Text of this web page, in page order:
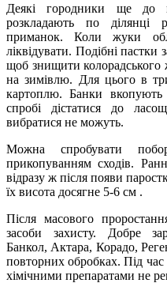
Деякі городники ще до
розкладають по ділянці
приманок. Коли жуки
ліквідувати. Подібні пастки
щоб знищити колорадського
на зимівлю. Для цього в
картоплю. Банки
спробі дістатися до
вибратися не можуть.
Можна спробувати
прикопуванням сходів.
відразу ж після появи
їх висота досягне 5-6 см .
Після масового
засоби захисту. Добре
Банкол, Актара, Корадо,
повторних обробках. Під
хімічними препаратами не